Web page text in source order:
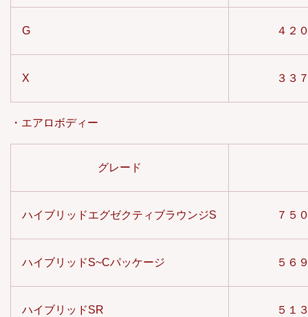
G ４２
X ３３
・エアロボディー
グレード
ハイブリッドエグゼクティブラウンジS ７５
ハイブリッドS~Cパッケージ ５６
ハイブリッドSR ５１